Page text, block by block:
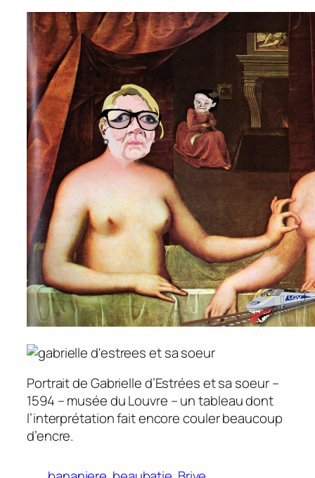
Portrait de Gabrielle d’Estrées et sa soeur –
1594 – musée du Louvre – un tableau dont
l’interprétation fait encore couler beaucoup
d’encre.